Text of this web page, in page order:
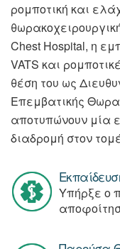
ρομποτική και
Chest Hospital, η
VATS και
θέση του ως
Επεμβατικής
αποτυπώνουν μία
διαδρομή στον
Υπήρξε ο